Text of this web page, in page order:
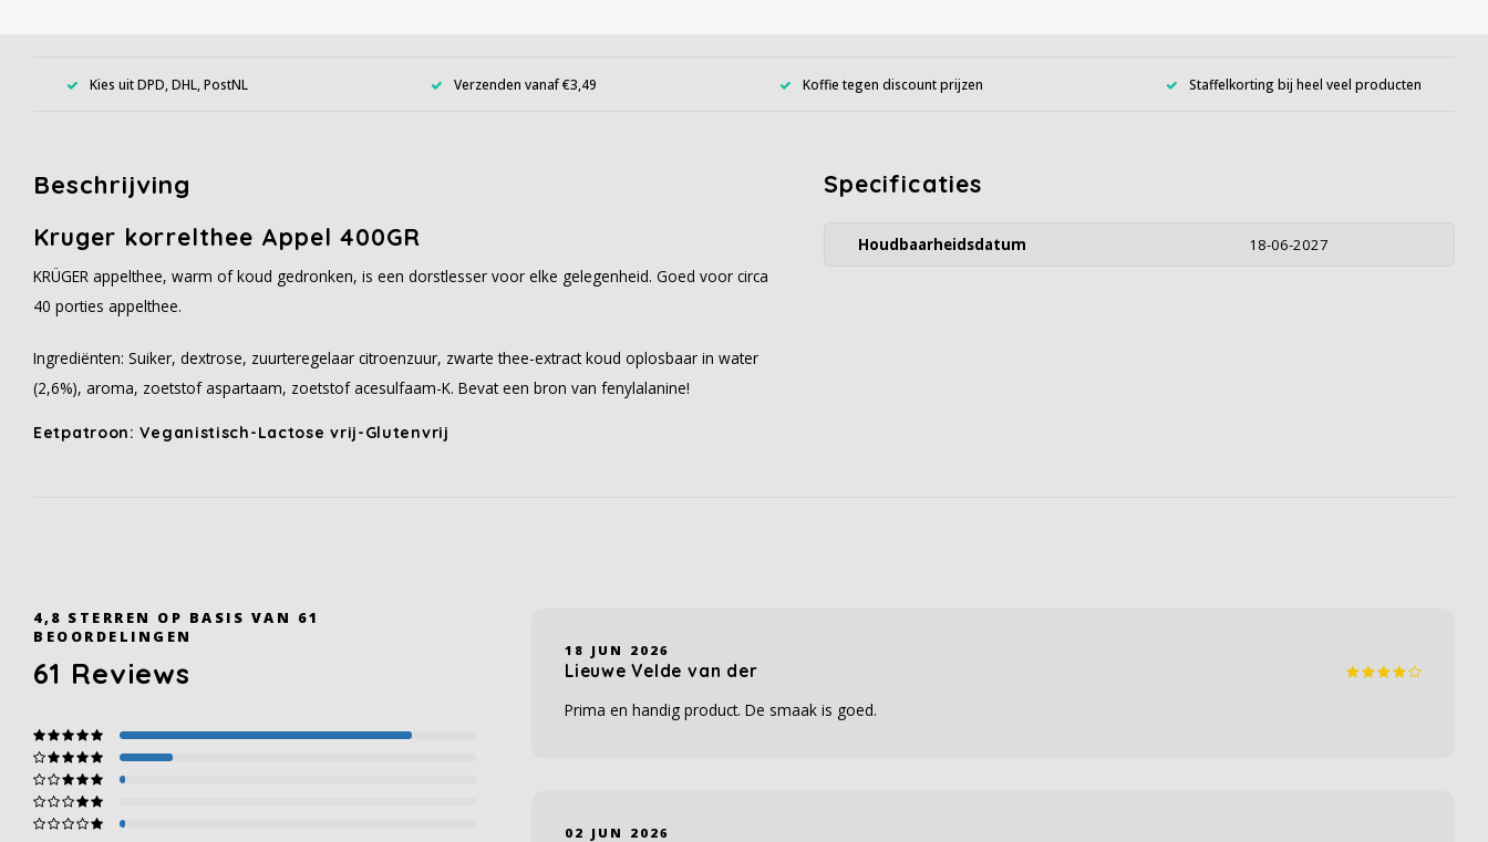
Kies uit DPD, DHL, PostNL Verzenden vanaf €3,49 Koffie tegen discount prijzen Staffelkorting bij heel veel producten
Beschrijving
Kruger korrelthee Appel 400GR
KRÜGER appelthee, warm of koud gedronken, is een dorstlesser voor elke gelegenheid. Goed voor circa
40 porties appelthee.
Ingrediënten: Suiker, dextrose, zuurteregelaar citroenzuur, zwarte thee-extract koud oplosbaar in water
(2,6%), aroma, zoetstof aspartaam, zoetstof acesulfaam-K. Bevat een bron van fenylalanine!
Eetpatroon:Veganistisch-Lactose vrij-Glutenvrij
Specificaties
Houdbaarheidsdatum 18-06-2027
4,8 STERREN OP BASIS VAN 61
BEOORDELINGEN
61 Reviews
18 JUN 2026
Lieuwe Velde van der
Prima en handig product. De smaak is goed.
02 JUN 2026